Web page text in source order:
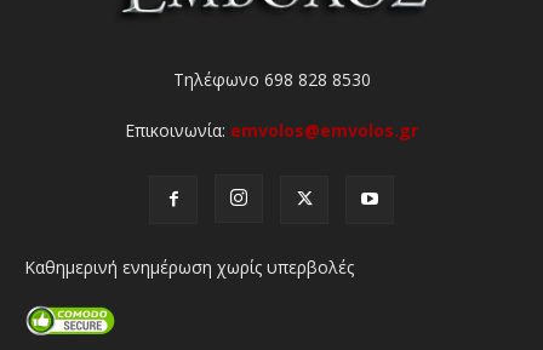
Τηλέφωνο 698 828 8530
Επικοινωνία: emvolos@emvolos.gr
Καθημερινή ενημέρωση χωρίς υπερβολές